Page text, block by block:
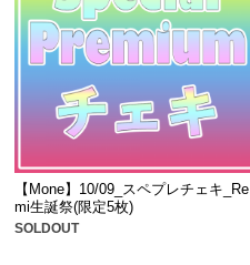
【Mone】10/09_スペプレチェキ_Re
mi生誕祭(限定5枚)
SOLDOUT